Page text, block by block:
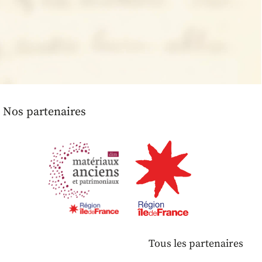
Nos partenaires
Tous les partenaires